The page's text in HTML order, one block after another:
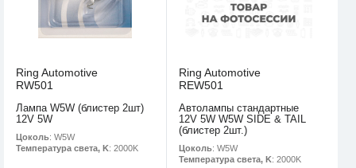
Ring Automotive
RW501
Лампа W5W (блистер 2шт)
12V 5W
Цоколь: W5W
Температура света, K: 2000K
Ring Automotive
REW501
Автолампы стандартные
12V 5W W5W SIDE & TAIL
(блистер 2шт.)
Цоколь: W5W
Температура света, K: 2000K